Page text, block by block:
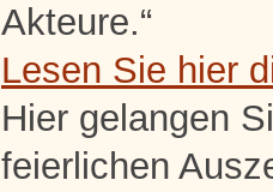
Akteure.“
Lesen Sie hier
Hier gelangen
feierlichen